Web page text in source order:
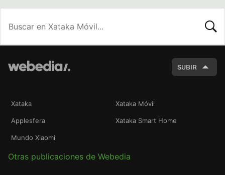
SUBIR
Xataka Xataka Móvil
Applesfera Xataka Smart Home
Mundo Xiaomi
Otras publicaciones de Webedia